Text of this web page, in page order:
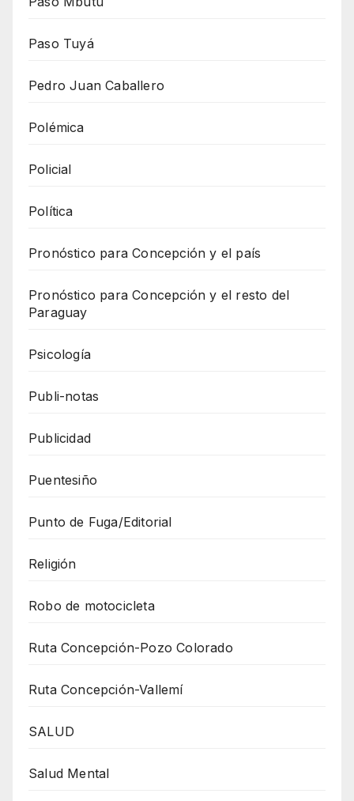
Paso Tuyá
Pedro Juan Caballero
Polémica
Policial
Política
Pronóstico para Concepción y el país
Pronóstico para Concepción y el resto del
Paraguay
Psicología
Publi-notas
Publicidad
Puentesiño
Punto de Fuga/Editorial
Religión
Robo de motocicleta
Ruta Concepción-Pozo Colorado
Ruta Concepción-Vallemí
SALUD
Salud Mental